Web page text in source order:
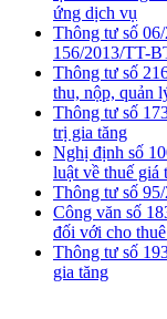
ứng dịch vụ
Thông tư số
156/2013/TT-
Thông tư số
thu, nộp, quản
Thông tư số
trị gia tăng
Nghị định số
luật về thuế giá
Thông tư số
Công văn số
đối với cho thuê
Thông tư số
gia tăng